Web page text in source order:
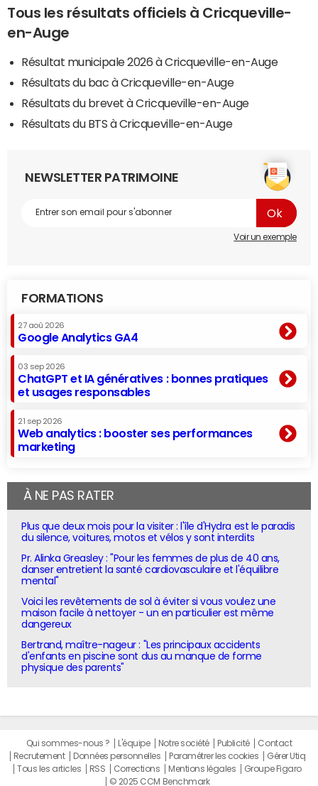
Tous les résultats officiels à Cricqueville-
en-Auge
Résultat municipale 2026 à Cricqueville-en-Auge
Résultats du bac à Cricqueville-en-Auge
Résultats du brevet à Cricqueville-en-Auge
Résultats du BTS à Cricqueville-en-Auge
NEWSLETTER PATRIMOINE
Voir un exemple
FORMATIONS
27 aoû 2026
Google Analytics GA4
03 sep 2026
ChatGPT et IA génératives : bonnes pratiques
et usages responsables
21 sep 2026
Web analytics : booster ses performances
marketing
À NE PAS RATER
Plus que deux mois pour la visiter : l'île d'Hydra est le paradis
du silence, voitures, motos et vélos y sont interdits
Pr. Alinka Greasley : "Pour les femmes de plus de 40 ans,
danser entretient la santé cardiovasculaire et l'équilibre
mental"
Voici les revêtements de sol à éviter si vous voulez une
maison facile à nettoyer - un en particulier est même
dangereux
Bertrand, maître-nageur : "Les principaux accidents
d'enfants en piscine sont dus au manque de forme
physique des parents"
Qui sommes-nous ? L'équipe Notre société Publicité
Contact
Recrutement
Données personnelles Paramétrer les cookies
Gérer Utiq
Tous les articles
RSS Corrections Mentions légales
Groupe Figaro
© 2025 CCM Benchmark